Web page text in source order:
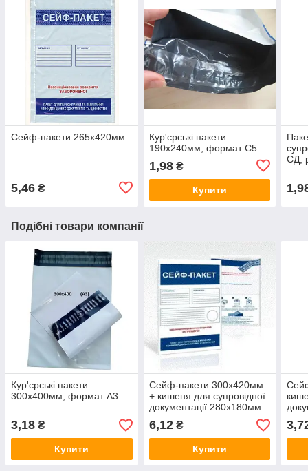
Сейф-пакети 265х420мм
5,46 ₴
Кур'єрські пакети
190х240мм, формат С5
1,98₴
Купити
СД,
Подібні товари компанії
Кур'єрські пакети
300х400мм, формат А3
3,18 ₴
Купити
Сейф-пакети 300х420мм
+ кишеня для супровідної
документації 280х180мм.
6,12₴
Купити